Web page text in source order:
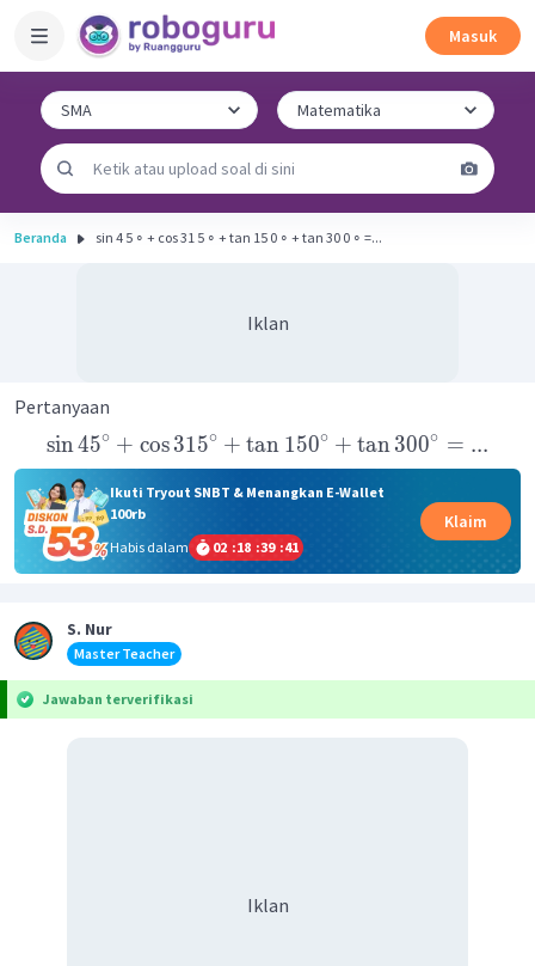
Masuk
Beranda sin 4 5 ∘ + cos 31 5 ∘ + tan 15 0 ∘ + tan 30 0 ∘ =...
Iklan
Pertanyaan
sin45∘ + cos315∘ + tan 150∘ + tan300∘ = ...
Ikuti Tryout SNBT & Menangkan E-Wallet
100rb
Habis dalam
02 :18 :39 :41
Klaim
S. Nur
Master Teacher
Jawaban terverifikasi
Iklan